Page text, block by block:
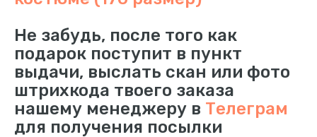
Не забудь, после того как
подарок поступит в пункт
выдачи, выслать скан или фото
штрихкода твоего заказа
нашему менеджеру в Телеграм
для получения посылки